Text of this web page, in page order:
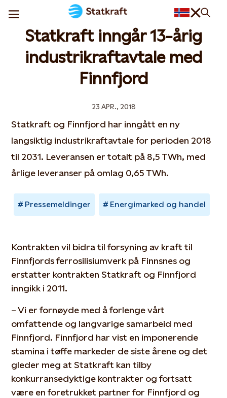
Statkraft inngår 13-årig
industrikraftavtale med
Finnfjord
23 APR., 2018
Statkraft og Finnfjord har inngått en ny
langsiktig industrikraftavtale for perioden 2018
til 2031. Leveransen er totalt på 8,5 TWh, med
årlige leveranser på omlag 0,65 TWh.
Pressemeldinger Energimarked og handel
Kontrakten vil bidra til forsyning av kraft til
Finnfjords ferrosilisiumverk på Finnsnes og
erstatter kontrakten Statkraft og Finnfjord
inngikk i 2011.
– Vi er fornøyde med å forlenge vårt
omfattende og langvarige samarbeid med
Finnfjord. Finnfjord har vist en imponerende
stamina i tøffe markeder de siste årene og det
gleder meg at Statkraft kan tilby
konkurransedyktige kontrakter og fortsatt
være en foretrukket partner for Finnfjord og